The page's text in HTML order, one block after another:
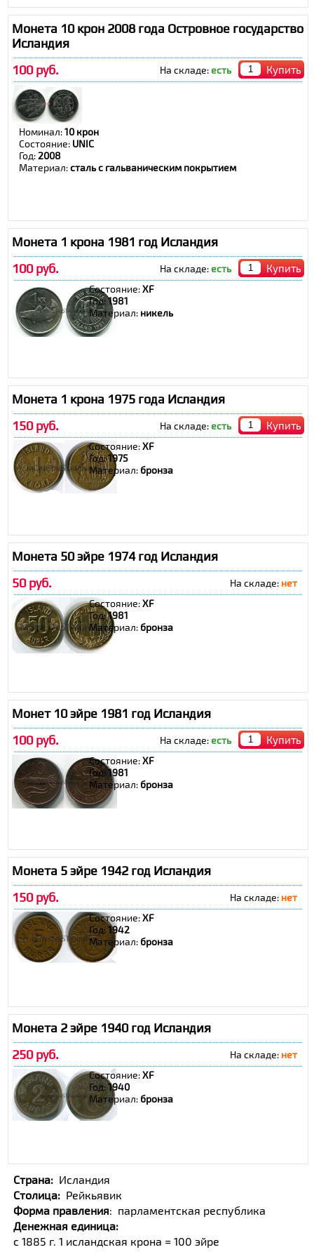
Монета 10 крон 2008 года Островное государство
Исландия
100 руб.
На складе:есть Купить
Номинал:10 крон
Состояние: UNIC
Год:2008
Материал:сталь с гальваническим покрытием
Монета 1 крона 1981 год Исландия
100 руб.
На складе:есть Купить
Состояние:XF
Год:1981
Материал: никель
Монета 1 крона 1975 года Исландия
150 руб.
На складе:есть Купить
Состояние:XF
Год:1975
Материал: бронза
Монета 50 эйре 1974 год Исландия
50 руб.
На складе: нет
Состояние:XF
Год:1981
Материал: бронза
Монет 10 эйре 1981 год Исландия
100 руб.
На складе:есть Купить
Состояние:XF
Год:1981
Материал: бронза
Монета 5 эйре 1942 год Исландия
150 руб.
На складе: нет
Состояние:XF
Год:1942
Материал: бронза
Монета 2 эйре 1940 год Исландия
250 руб.
На складе: нет
Состояние:XF
Год:1940
Материал: бронза
Cтрана: Исландия
Столица: Рейкьявик
Форма правления: парламентская республика
Денежная единица:
с 1885 г. 1 исландская крона = 100 эйре